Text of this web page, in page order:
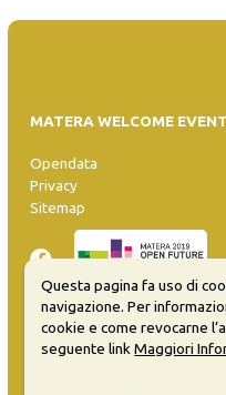
MATERA WELCOME
Opendata
Privacy
Sitemap
Inserisci evento
Questa pagina fa uso di
navigazione. Per
cookie e come revocarne
seguente linkMaggiori